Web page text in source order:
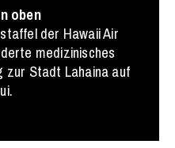
oben
der Hawaii Air
medizinisches
zur Stadt Lahaina auf